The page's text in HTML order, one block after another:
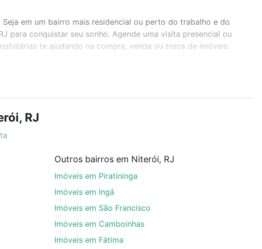
em um bairro mais residencial ou perto do trabalho e do
para conquistar seu sonho. Agende uma visita presencial ou
te ajudando na compra, venda ou troca de imóveis.
academia, salão de festas ou área verde e encontrar
que custam a partir de R$ 0 e com nossas opções de
dos custos envolvidos no processo de compra, veja em nosso
com segurança e conforto. Loft, com você até as chaves.
RJ
Outros bairros em Niterói, RJ
Imóveis em Piratininga
Imóveis em Ingá
Imóveis em São Francisco
Imóveis em Camboinhas
Imóveis em Fátima